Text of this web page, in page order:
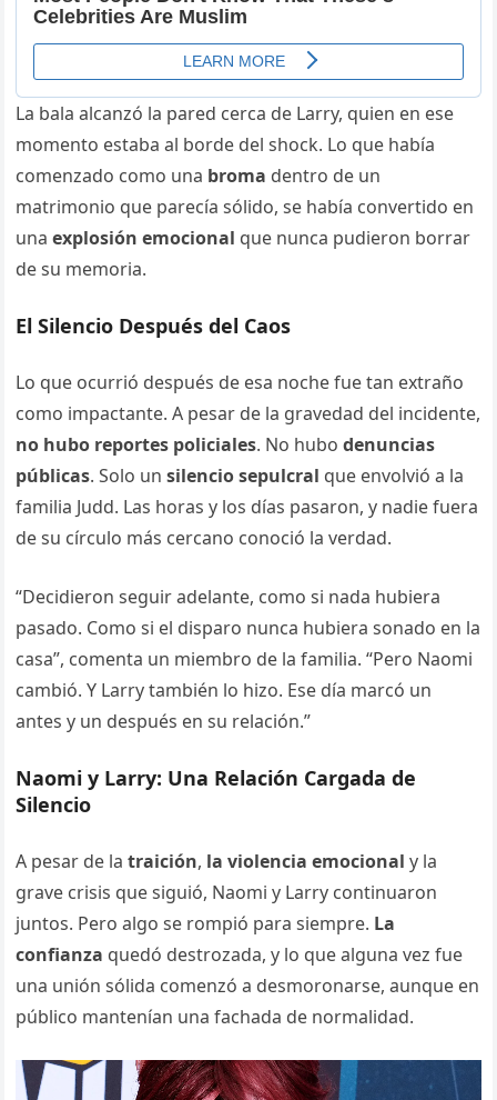
La bala alcanzó la pared cerca de Larry, quien en ese
momento estaba al borde del shock. Lo que había
comenzado como una broma dentro de un
matrimonio que parecía sólido, se había convertido en
unaexplosión emocional que nunca pudieron borrar
de su memoria.
El Silencio Después del Caos
Lo que ocurrió después de esa noche fue tan extraño
como impactante. A pesar de la gravedad del incidente,
no hubo reportes policiales. No hubodenuncias
públicas. Solo unsilencio sepulcral que envolvió a la
familia Judd. Las horas y los días pasaron, y nadie fuera
de su círculo más cercano conoció la verdad.
“Decidieron seguir adelante, como si nada hubiera
pasado. Como si el disparo nunca hubiera sonado en la
casa”, comenta un miembro de la familia. “Pero Naomi
cambió. Y Larry también lo hizo. Ese día marcó un
antes y un después en su relación.”
Naomi y Larry: Una Relación Cargada de
Silencio
A pesar de latraición, la violencia emocional y la
grave crisis que siguió, Naomi y Larry continuaron
juntos. Pero algo se rompió para siempre. La
confianza quedó destrozada, y lo que alguna vez fue
una unión sólida comenzó a desmoronarse, aunque en
público mantenían una fachada de normalidad.